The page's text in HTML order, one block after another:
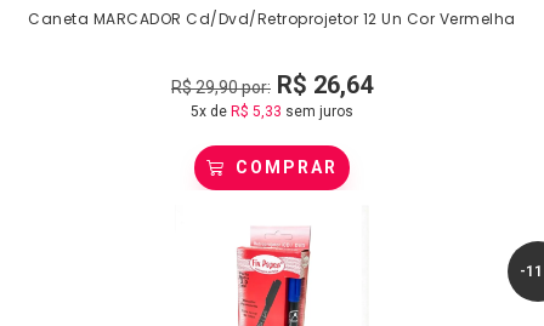
Caneta MARCADOR Cd/Dvd/Retroprojetor 12 Un Cor Vermelha
R$29,90por: R$ 26,64
5x de R$ 5,33 sem juros
COMPRAR
-